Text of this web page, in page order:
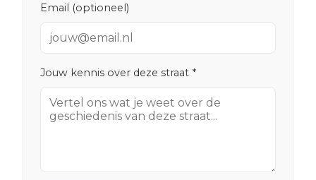
Email (optioneel)
Jouw kennis over deze straat *